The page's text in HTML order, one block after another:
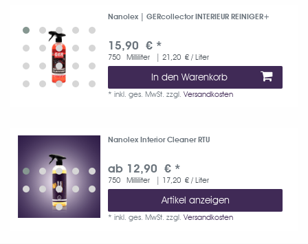
Nanolex | GERcollector INTERIEUR REINIGER+
15,90 € *
750 Milliliter | 21,20 € / Liter
In den Warenkorb
*inkl. ges. MwSt. zzgl.Versandkosten
Nanolex Interior Cleaner RTU
ab 12,90 € *
750 Milliliter | 17,20 € / Liter
Artikel anzeigen
*inkl. ges. MwSt. zzgl.Versandkosten